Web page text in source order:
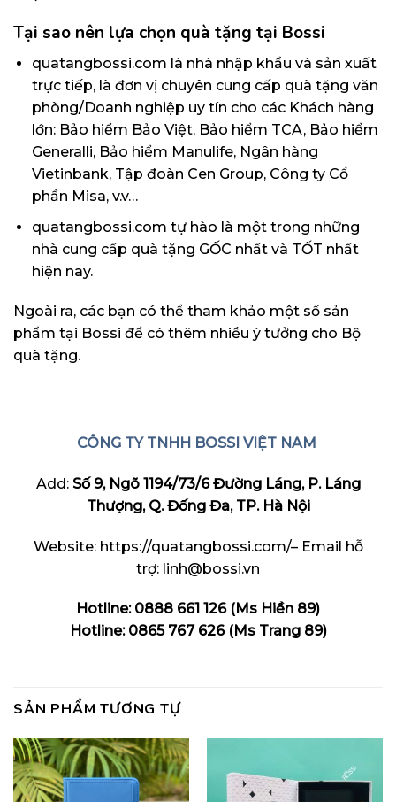
Tại sao nên lựa chọn quà tặng tại Bossi
quatangbossi.com là nhà nhập khẩu và sản xuất
trực tiếp, là đơn vị chuyên cung cấp quà tặng văn
phòng/Doanh nghiệp uy tín cho các Khách hàng
lớn: Bảo hiểm Bảo Việt, Bảo hiểm TCA, Bảo hiểm
Generalli, Bảo hiểm Manulife, Ngân hàng
Vietinbank, Tập đoàn Cen Group, Công ty Cổ
phần Misa, v.v…
quatangbossi.com tự hào là một trong những
nhà cung cấp quà tặng GỐC nhất và TỐT nhất
hiện nay.
Ngoài ra, các bạn có thể tham khảo một số sản
phẩm tại Bossi để có thêm nhiều ý tưởng cho Bộ
quà tặng.
CÔNG TY TNHH BOSSI VIỆT NAM
Add: Số 9, Ngõ 1194/73/6 Đường Láng, P. Láng
Thượng, Q. Đống Đa, TP. Hà Nội
Website: https://quatangbossi.com/– Email hỗ
trợ: linh@bossi.vn
Hotline: 0888 661 126 (Ms Hiền 89)
Hotline: 0865 767 626 (Ms Trang 89)
SẢN PHẨM TƯƠNG TỰ